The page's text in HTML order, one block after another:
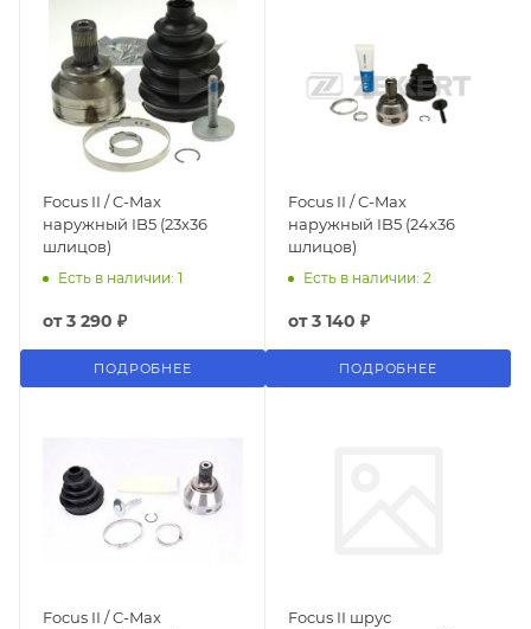
Focus II / C-Max
наружный IB5 (23x36
шлицов)
Есть в наличии: 1
от3 290 ₽
ПОДРОБНЕЕ
Focus II / C-Max
наружный IB5 (24x36
шлицов)
Есть в наличии: 2
от3 140 ₽
ПОДРОБНЕЕ
Focus II / C-Max
Focus II шрус